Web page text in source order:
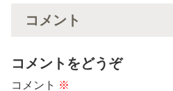
コメント
コメントをどうぞ
コメント ※